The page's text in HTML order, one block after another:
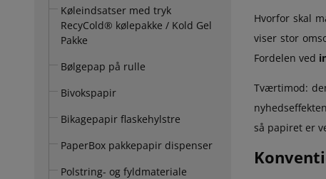
Køleindsatser med tryk
RecyCold® kølepakke / Kold Gel
Pakke
Bølgepap på rulle
Bivokspapir
Bikagepapir flaskehylstre
PaperBox pakkepapir dispenser
Polstring- og fyldmateriale
Hvorfor skal
viser stor
Fordelen ved
Tværtimod:
så papiret er